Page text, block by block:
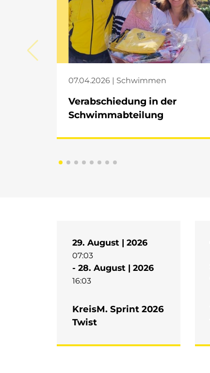
07.04.2026 | Schwimmen
Verabschiedung in der
Schwimmabteilung
29. August | 2026
07:03
- 28. August | 2026
16:03
KreisM. Sprint 2026
Twist